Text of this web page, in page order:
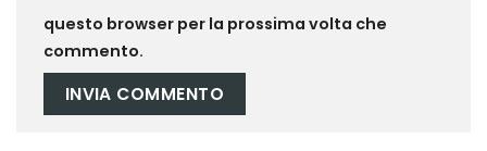
questo browser per la prossima volta che
commento.